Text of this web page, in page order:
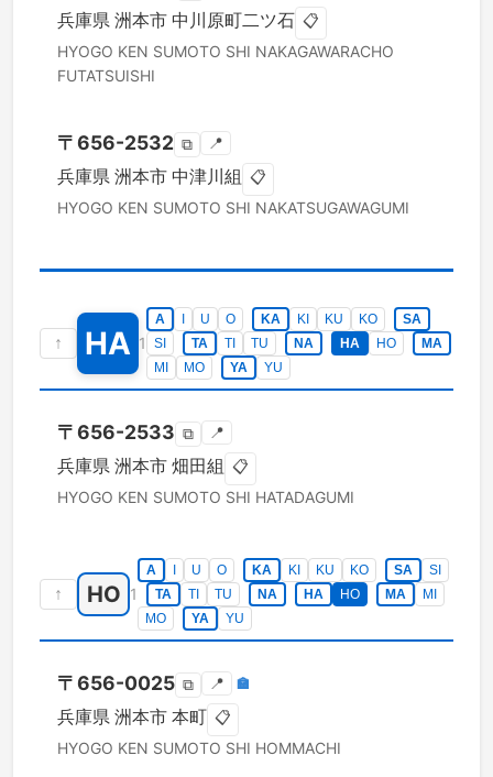
兵庫県 洲本市 中川原町二ツ石 📋
HYOGO KEN SUMOTO SHI NAKAGAWARACHO
FUTATSUISHI
〒656-2532 ⧉ 📍
兵庫県 洲本市 中津川組 📋
HYOGO KEN SUMOTO SHI NAKATSUGAWAGUMI
↑ HA 1
A U O KA KI KU KO
SA
SI
TA TI TU NA HA HO
MA
MI
MO YA YU
〒656-2533 ⧉ 📍
兵庫県 洲本市 畑田組 📋
HYOGO KEN SUMOTO SHI HATADAGUMI
↑ HO 1
A U O KA KI KU KO SA
SI
TA
TI TU NA HA HO MA
MI
MO
YA YU
〒656-0025 ⧉ 📍 🏣
兵庫県 洲本市 本町 📋
HYOGO KEN SUMOTO SHI HOMMACHI